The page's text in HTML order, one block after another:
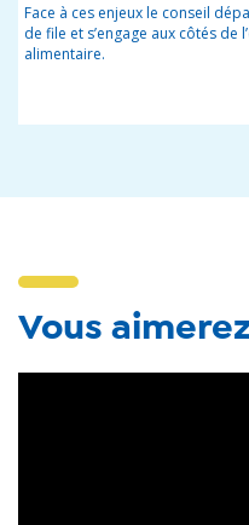
Face à ces enjeux le conseil
de file et s’engage aux côtés de
alimentaire.
Vous